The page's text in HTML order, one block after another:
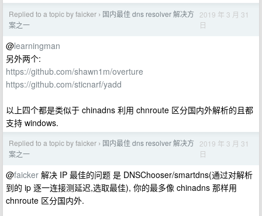
Replied to a topic by faicker › 国内最佳 dns resolver 解决方
案之一
2019 年 3 月 31
日
@learningman
另外两个:
https://github.com/shawn1m/overture
https://github.com/sticnarf/yadd
以上四个都是类似于 chinadns 利用 chnroute 区分国内外解析的且都
支持 windows.
Replied to a topic by faicker › 国内最佳 dns resolver 解决方
案之一
2019 年 3 月 31
日
@faicker 解决 IP 最佳的问题 是 DNSChooser/smartdns(通过对解析
到的 ip 逐一连接测延迟,选取最佳), 你的最多像 chinadns 那样用
chnroute 区分国内外.